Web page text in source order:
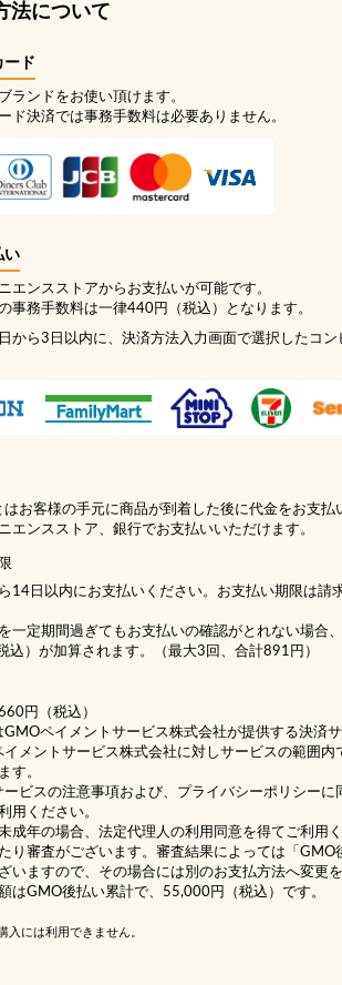
法について
ード
ランドをお使い頂けます。
ド決済では事務手数料は必要ありません。
い
エンスストアからお支払いが可能です。
事務手数料は一律440円（税込）となります。
から3日以内に、決済方法入力画面で選択したコ
お客様の手元に商品が到着した後に代金をお支払
エンスストア、銀行でお支払いいただけます。
14日以内にお支払いください。お支払い期限は請
一定期間過ぎてもお支払いの確認がとれない場合
込）が加算されます。（最大3回、合計891円）
円（税込）
ペイメントサービス株式会社が提供する決済サ
イメントサービス株式会社に対しサービスの範囲内
す。
ービスの注意事項および、 プライバシーポリシーに
用ください。
成年の場合、法定代理人の利用同意を得てご利用く
り審査がございます。審査結果によっては「GMO
いますので、その場合には別のお支払方法へ変更を
はGMO後払い累計で、55,000円（税込）です。
入には利用できません。